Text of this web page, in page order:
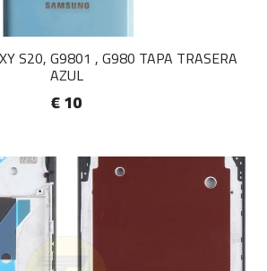
S20, G9801 , G980 TAPA TRASERA
AZUL
€ 10